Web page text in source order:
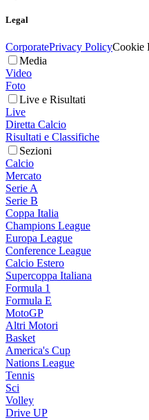
Legal
CorporatePrivacy PolicyCookie
Media
Video
Foto
Live e Risultati
Live
Diretta Calcio
Risultati e Classifiche
Sezioni
Calcio
Mercato
Serie A
Serie B
Coppa Italia
Champions League
Europa League
Conference League
Calcio Estero
Supercoppa Italiana
Formula 1
Formula E
MotoGP
Altri Motori
Basket
America's Cup
Nations League
Tennis
Sci
Volley
Drive UP